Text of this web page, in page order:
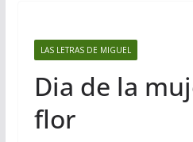
LAS LETRAS DE MIGUEL
Dia de la
flor